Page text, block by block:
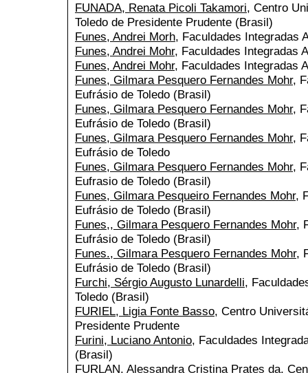
FUNADA, Renata Picoli Takamori, Centro
Toledo de Presidente Prudente (Brasil)
Funes, Andrei Morh, Faculdades Integradas
Funes, Andrei Mohr, Faculdades Integradas
Funes, Andrei Mohr, Faculdades Integradas
Funes, Gilmara Pesquero Fernandes Mohr,
Eufrásio de Toledo (Brasil)
Funes, Gilmara Pesquero Fernandes Mohr,
Eufrásio de Toledo (Brasil)
Funes, Gilmara Pesquero Fernandes Mohr,
Eufrásio de Toledo
Funes, Gilmara Pesquero Fernandes Mohr,
Eufrasio de Toledo (Brasil)
Funes, Gilmara Pesqueiro Fernandes Mohr,
Eufrásio de Toledo (Brasil)
Funes,, Gilmara Pesquero Fernandes Mohr,
Eufrásio de Toledo (Brasil)
Funes., Gilmara Pesquero Fernandes Mohr,
Eufrásio de Toledo (Brasil)
Furchi, Sérgio Augusto Lunardelli,
Toledo (Brasil)
FURIEL, Ligia Fonte Basso, Centro
Presidente Prudente
Furini, Luciano Antonio, Faculdades
(Brasil)
FURLAN, Alessandra Cristina Prates da,